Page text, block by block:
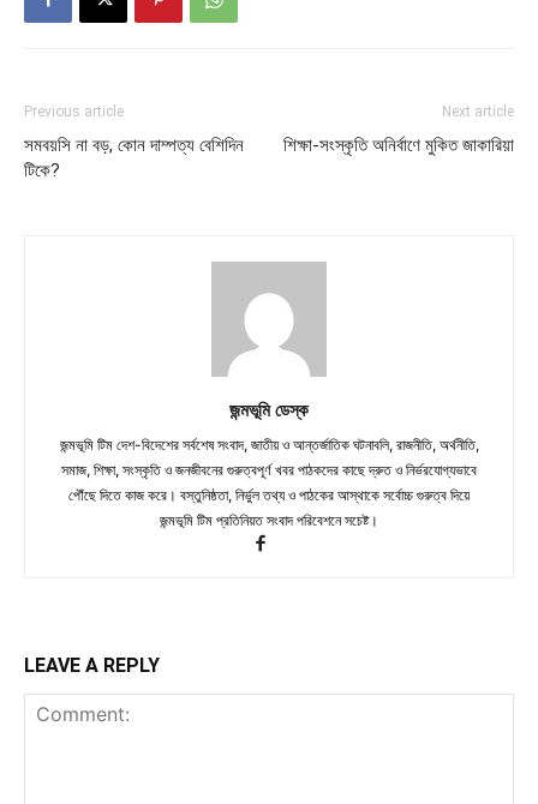
Previous article
সমবয়সি না বড়, কোন দাম্পত্য বেশিদিন
টিকে?
Next article
শিক্ষা-সংস্কৃতি অনির্বাণে মুকিত জাকারিয়া
জন্মভূমি ডেস্ক
জন্মভূমি টিম দেশ-বিদেশের সর্বশেষ সংবাদ, জাতীয় ও আন্তর্জাতিক ঘটনাবলি, রাজনীতি, অর্থনীতি,
সমাজ, শিক্ষা, সংস্কৃতি ও জনজীবনের গুরুত্বপূর্ণ খবর পাঠকদের কাছে দ্রুত ও নির্ভরযোগ্যভাবে
পৌঁছে দিতে কাজ করে। বস্তুনিষ্ঠতা, নির্ভুল তথ্য ও পাঠকের আস্থাকে সর্বোচ্চ গুরুত্ব দিয়ে
জন্মভূমি টিম প্রতিনিয়ত সংবাদ পরিবেশনে সচেষ্ট।
LEAVE A REPLY